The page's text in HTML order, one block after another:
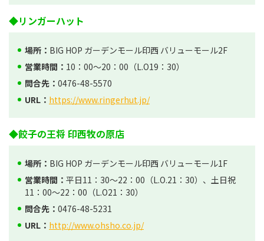
◆リンガーハット
場所： BIG HOP ガーデンモール印西 バリューモール2F
営業時間： 10：00～20：00（L.O19：30）
問合先： 0476-48-5570
URL： https://www.ringerhut.jp/
◆餃子の王将 印西牧の原店
場所： BIG HOP ガーデンモール印西 バリューモール1F
営業時間： 平日11：30～22：00（L.O.21：30）、土日祝
11：00～22：00（L.O21：30）
問合先： 0476-48-5231
URL： http://www.ohsho.co.jp/